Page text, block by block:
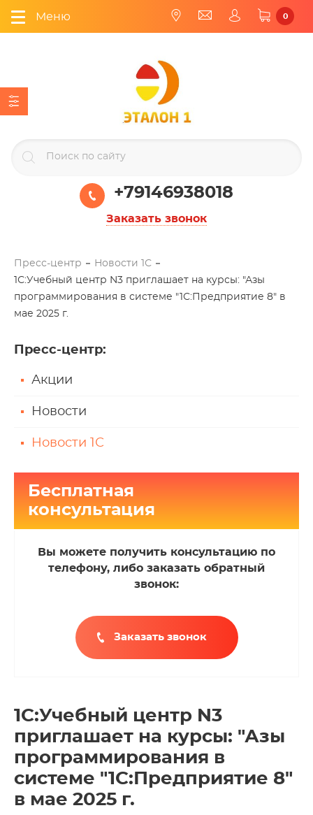
Меню 0
+79146938018
Заказать звонок
Пресс-центр
Новости 1С
1С:Учебный центр N3 приглашает на курсы: "Азы
программирования в системе "1С:Предприятие 8" в
мае 2025 г.
Пресс-центр:
Акции
Новости
Новости 1С
Бесплатная
консультация
Вы можете получить консультацию по
телефону, либо заказать обратный
звонок:
Заказать звонок
1С:Учебный центр N3
приглашает на курсы: "Азы
программирования в
системе "1С:Предприятие 8"
в мае 2025 г.